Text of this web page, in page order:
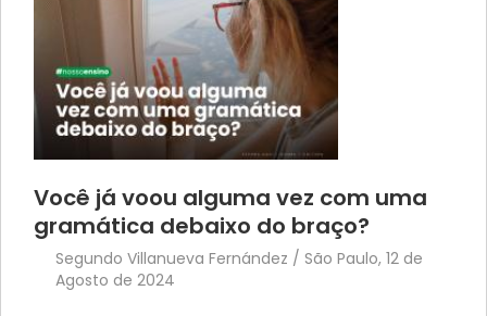
Você já voou alguma vez com uma
gramática debaixo do braço?
Segundo Villanueva Fernández / São Paulo, 12 de
Agosto de 2024